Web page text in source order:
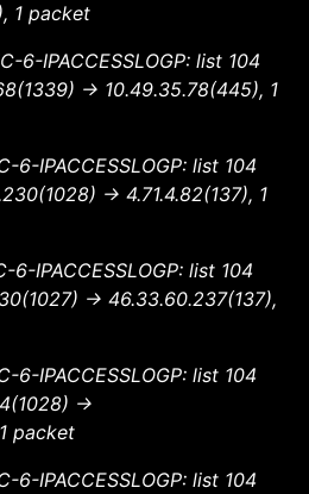
1 packet
6-IPACCESSLOGP: list 104
-> 10.49.35.78(445), 1
6-IPACCESSLOGP: list 104
-> 4.71.4.82(137), 1
6-IPACCESSLOGP: list 104
-> 46.33.60.237(137),
6-IPACCESSLOGP: list 104
->
packet
6-IPACCESSLOGP: list 104